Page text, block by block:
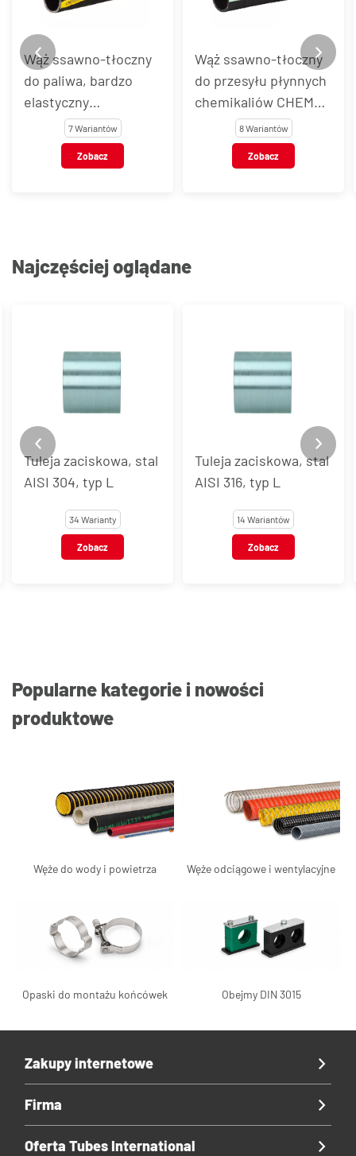
Wąż ssawno-tłoczny
do paliwa, bardzo
elastyczny
EXTREMEFLEX®
7 Wariantów
Zobacz
Wąż ssawno-tłoczny
do przesyłu płynnych
chemikaliów CHEM
STAR UPE/SD
8 Wariantów
Zobacz
Najczęściej oglądane
Tuleja zaciskowa, stal
AISI 316, typ L
14 Wariantów
Zobacz
Tuleje zaciskowe typu
LDR, LD, LR, stal
węglowa
20 Wariantów
Zobacz
Popularne kategorie i nowości
produktowe
Węże do wody i powietrza Węże odciągowe i wentylacyjne
Opaski do montażu końcówek Obejmy DIN 3015
Zakupy internetowe
Firma
Oferta Tubes International